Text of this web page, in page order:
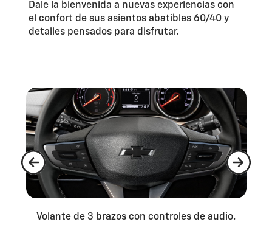
Dale la bienvenida a nuevas experiencias con
el confort de sus asientos abatibles 60/40 y
detalles pensados para disfrutar.
Volante de 3 brazos con controles de audio.